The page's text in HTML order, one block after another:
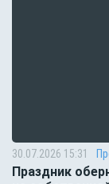
30.07.2026 15:31
Праздник